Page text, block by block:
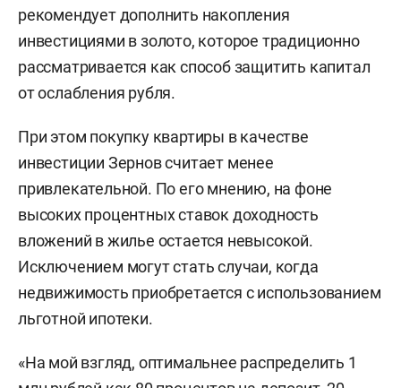
рекомендует дополнить накопления
инвестициями в золото, которое традиционно
рассматривается как способ защитить капитал
от ослабления рубля.
При этом покупку квартиры в качестве
инвестиции Зернов считает менее
привлекательной. По его мнению, на фоне
высоких процентных ставок доходность
вложений в жилье остается невысокой.
Исключением могут стать случаи, когда
недвижимость приобретается с использованием
льготной ипотеки.
«На мой взгляд, оптимальнее распределить 1